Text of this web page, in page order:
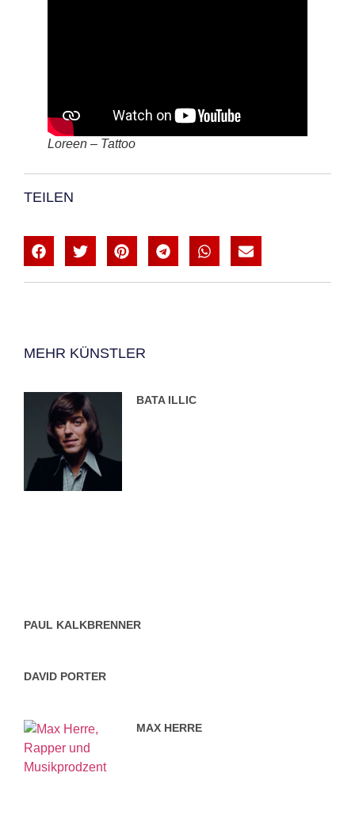
Loreen – Tattoo
TEILEN
MEHR KÜNSTLER
BATA ILLIC
PAUL KALKBRENNER
DAVID PORTER
MAX HERRE